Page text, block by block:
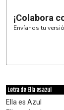
¡Colabora
Envíanos tu
Letra de Ella es azul
Ella es Azul